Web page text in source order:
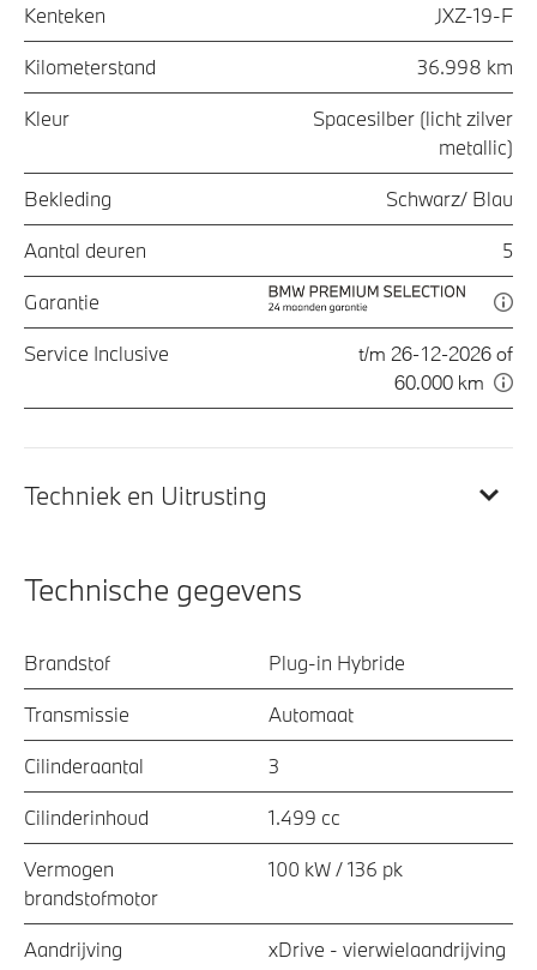
Kenteken JXZ-19-F
Kilometerstand 36.998 km
Kleur
Spacesilber (licht zilver
metallic)
Bekleding Schwarz/ Blau
Aantal deuren 5
Garantie
Service Inclusive
t/m 26-12-2026 of
60.000 km
Techniek en Uitrusting
Technische gegevens
Brandstof Plug-in Hybride
Transmissie Automaat
Cilinderaantal 3
Cilinderinhoud 1.499 cc
Vermogen
brandstofmotor
100 kW / 136 pk
Aandrijving xDrive - vierwielaandrijving